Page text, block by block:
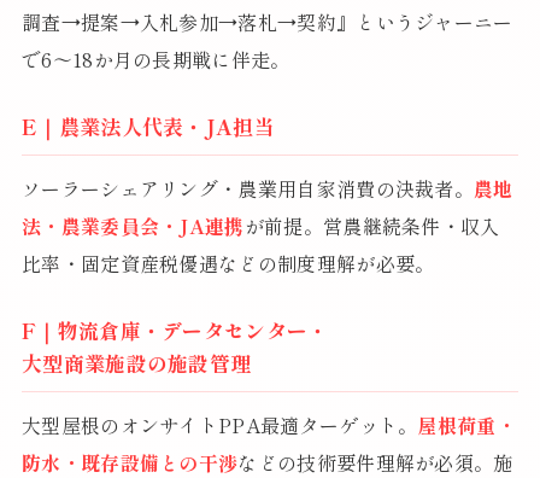
調査→提案→入札参加→落札→契約』というジャーニー
で6〜18か月の長期戦に伴走。
E｜農業法人代表・JA担当
ソーラーシェアリング・農業用自家消費の決裁者。 農地
法・農業委員会・JA連携が前提。営農継続条件・収入
比率・固定資産税優遇などの制度理解が必要。
F｜物流倉庫・データセンター・
大型商業施設の施設管理
大型屋根のオンサイトPPA最適ターゲット。 屋根荷重・
防水・既存設備との干渉などの技術要件理解が必須。施